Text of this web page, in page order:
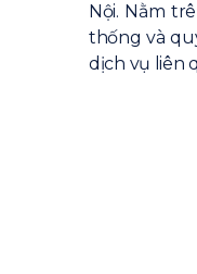
Nội. Nằm
thống và
dịch vụ liên